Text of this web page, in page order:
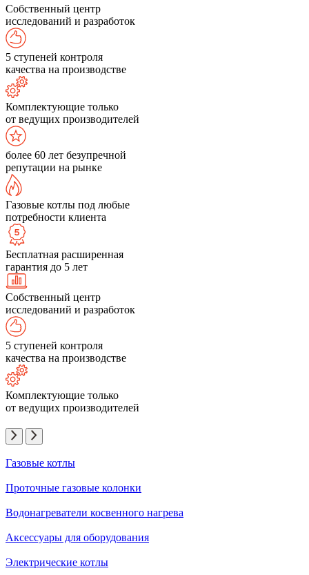
Собственный центр
исследований и разработок
5 ступеней контроля
качества на производстве
Комплектующие только
от ведущих производителей
более 60 лет безупречной
репутации на рынке
Газовые котлы под любые
потребности клиента
Бесплатная расширенная
гарантия до 5 лет
Собственный центр
исследований и разработок
5 ступеней контроля
качества на производстве
Комплектующие только
от ведущих производителей
Газовые котлы
Проточные газовые колонки
Водонагреватели косвенного нагрева
Аксессуары для оборудования
Электрические котлы